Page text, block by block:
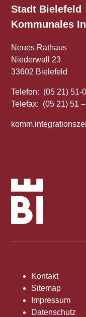
Stadt Bielefeld
Kommunales
Neues Rathaus
Niederwall 23
33602 Bielefeld
Telefon: (05 21) 51-0
Telefax: (05 21) 51
Kontakt
Sitemap
Impressum
Datenschutz